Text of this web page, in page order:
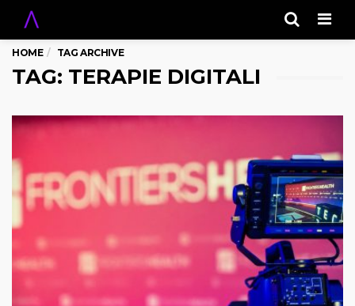
HOME TAG ARCHIVE
TAG: TERAPIE DIGITALI